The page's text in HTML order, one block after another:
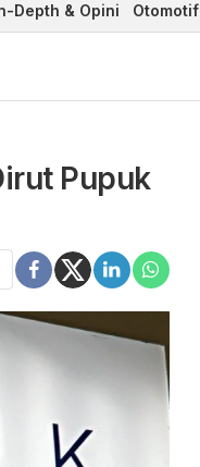
Depth & Opini Otomotif
Pupuk